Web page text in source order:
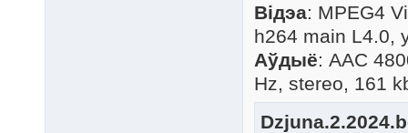
Відэа: MPEG4
h264 main L4.0,
Аўдыё: AAC
Hz, stereo, 161